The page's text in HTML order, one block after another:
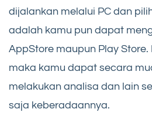
dijalankan melalui PC dan
adalah kamu pun dapat
AppStore maupun Play
maka kamu dapat secara
melakukan analisa dan lain
saja keberadaannya.